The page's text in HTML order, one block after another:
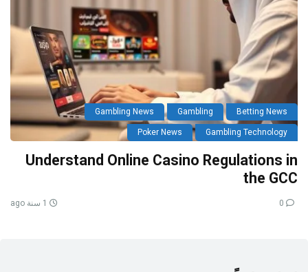
Betting News
Gambling
Gambling News
Gambling Technology
Poker News
Understand Online Casino Regulations in
the GCC